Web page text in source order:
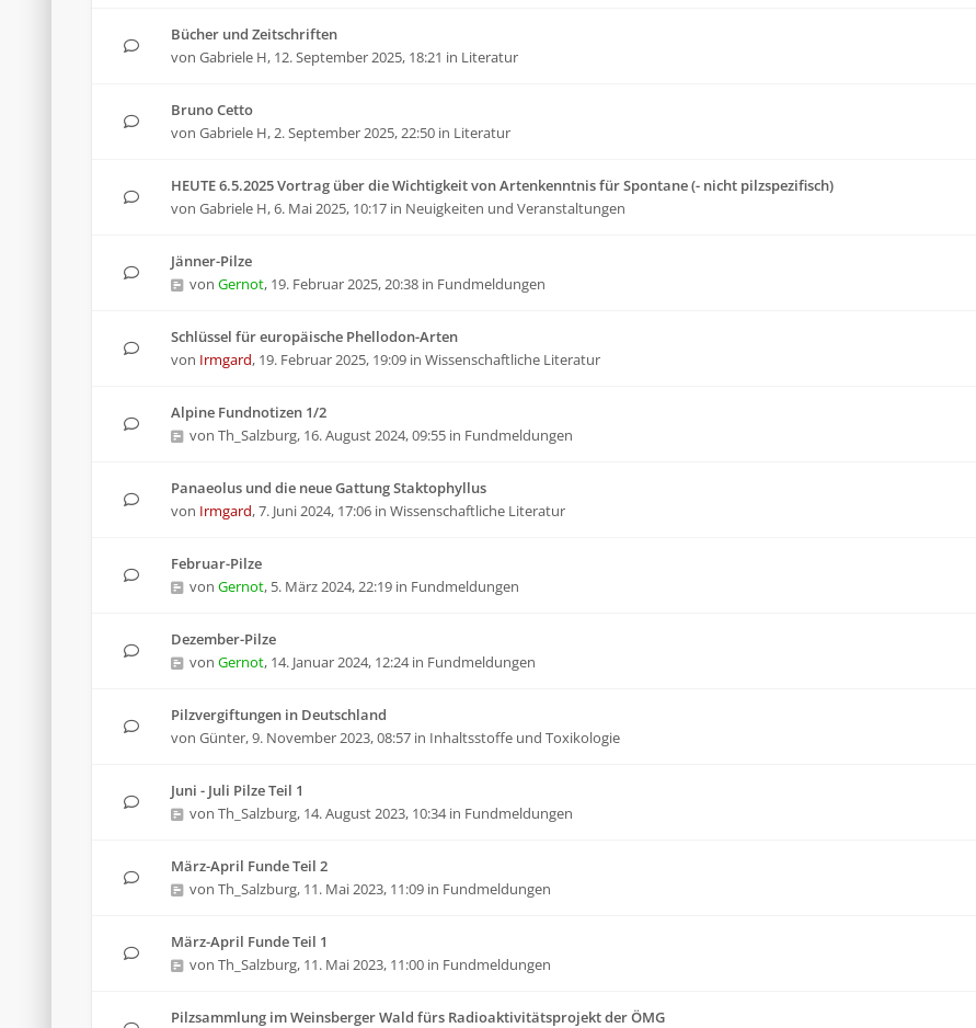
Bücher und Zeitschriften
von Gabriele H, 12. September 2025, 18:21 in Literatur
Bruno Cetto
von Gabriele H,2. September 2025, 22:50 in Literatur
HEUTE 6.5.2025 Vortrag über die Wichtigkeit von Artenkenntnis für Spontane (- nicht pilzspezifisch)
von Gabriele H,6. Mai 2025, 10:17 in Neuigkeiten und Veranstaltungen
Jänner-Pilze
von Gernot, 19. Februar 2025, 20:38 in Fundmeldungen
Schlüssel für europäische Phellodon-Arten
von Irmgard, 19. Februar 2025, 19:09 in Wissenschaftliche Literatur
Alpine Fundnotizen 1/2
von Th_Salzburg, 16. August 2024, 09:55 in Fundmeldungen
Panaeolus und die neue Gattung Staktophyllus
von Irmgard,7. Juni 2024, 17:06 in Wissenschaftliche Literatur
Februar-Pilze
von Gernot, 5. März 2024, 22:19 in Fundmeldungen
Dezember-Pilze
von Gernot, 14. Januar 2024, 12:24in Fundmeldungen
Pilzvergiftungen in Deutschland
von Günter,9. November 2023, 08:57 in Inhaltsstoffe und Toxikologie
Juni - Juli Pilze Teil 1
von Th_Salzburg, 14. August 2023, 10:34in Fundmeldungen
März-April Funde Teil 2
von Th_Salzburg, 11. Mai 2023, 11:09 in Fundmeldungen
März-April Funde Teil 1
von Th_Salzburg, 11. Mai 2023, 11:00 in Fundmeldungen
Pilzsammlung im Weinsberger Wald fürs Radioaktivitätsprojekt der ÖMG